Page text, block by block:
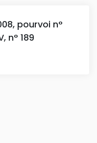
pourvoi n°
n° 189